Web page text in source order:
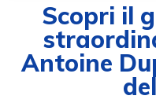
Scopri il
Antoine